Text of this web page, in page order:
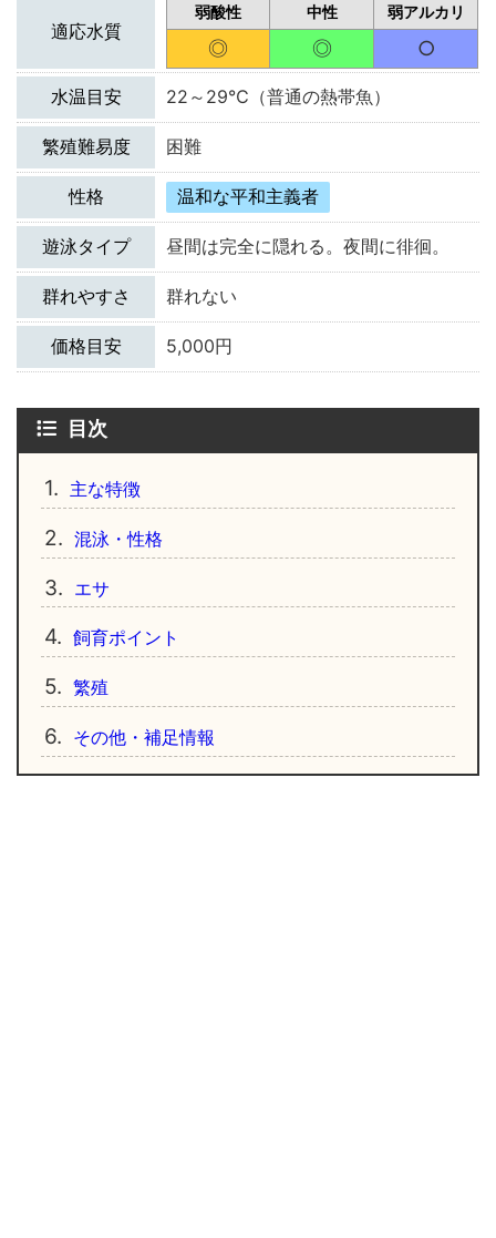
適応水質
弱酸性 中性 弱アルカリ
◎ ◎ ○
水温目安 22～29℃（普通の熱帯魚）
繁殖難易度 困難
性格 温和な平和主義者
遊泳タイプ 昼間は完全に隠れる。夜間に徘徊。
群れやすさ 群れない
価格目安 5,000円
目次
1. 主な特徴
2. 混泳・性格
3. エサ
4. 飼育ポイント
5. 繁殖
6. その他・補足情報